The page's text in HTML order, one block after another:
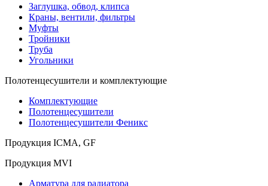
Заглушка, обвод, клипса
Краны, вентили, фильтры
Муфты
Тройники
Труба
Угольники
Полотенцесушители и комплектующие
Комплектующие
Полотенцесушители
Полотенцесушители Феникс
Продукция ICMA, GF
Продукция MVI
Арматура для радиатора